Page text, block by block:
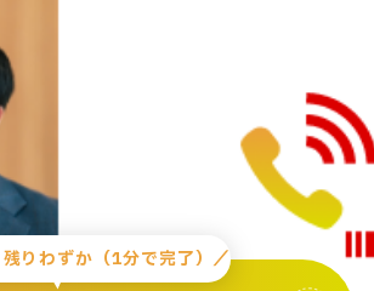
りわずか（1分で完了）／